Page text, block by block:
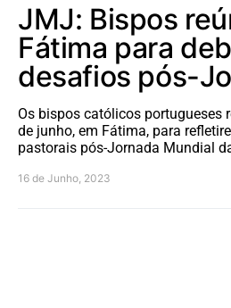
JMJ: Bispos
Fátima para
desafios pós-
Os bispos católicos portugueses
de junho, em Fátima, para
pastorais pós-Jornada Mundial
16 de Junho, 2023